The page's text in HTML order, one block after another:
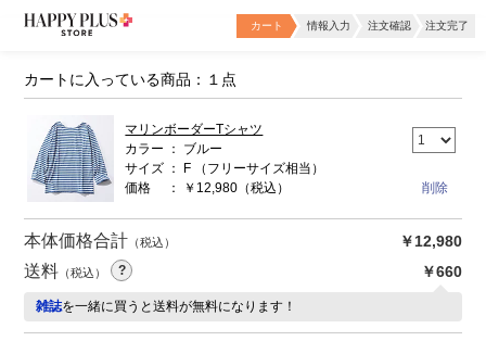
カート 情報入力 注文確認 注文完了
カートに入っている商品：１点
マリンボーダーTシャツ
カラー
ブルー
サイズ
F
（フリーサイズ相当）
価格
￥12,980 （税込）
本体価格合計 （税込） ￥12,980
送料 （税込） ￥660
雑誌を一緒に買うと送料が無料になります！